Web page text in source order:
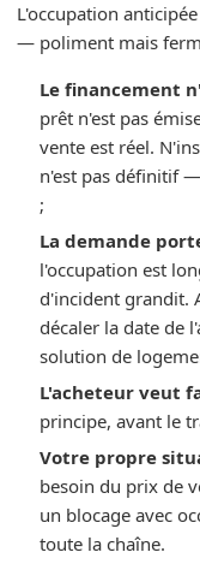
L'occupation
— poliment mais
Le financement
prêt n'est pas
vente est réel.
n'est pas définitif
;
La demande
l'occupation est
d'incident grandit.
décaler la date de
solution de
L'acheteur veut
principe, avant le
Votre propre
besoin du prix de
un blocage avec
toute la chaîne.